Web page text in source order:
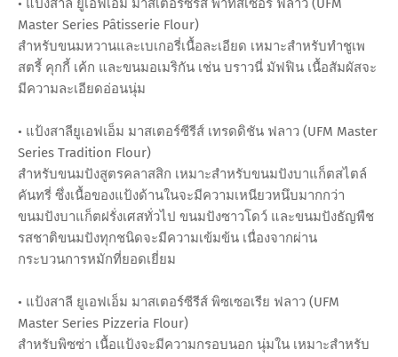
• แป้งสาลี ยูเอฟเอ็ม มาสเตอร์ซีรีส์ พาทิสเซอรี ฟลาว (UFM
Master Series Pâtisserie Flour)
สำหรับขนมหวานและเบเกอรี่เนื้อละเอียด เหมาะสำหรับทำชูเพ
สตรี้ คุกกี้ เค้ก และขนมอเมริกัน เช่น บราวนี่ มัฟฟิน เนื้อสัมผัสจะ
มีความละเอียดอ่อนนุ่ม
• แป้งสาลียูเอฟเอ็ม มาสเตอร์ซีรีส์ เทรดดิชัน ฟลาว (UFM Master
Series Tradition Flour)
สำหรับขนมปังสูตรคลาสสิก เหมาะสำหรับขนมปังบาแก็ตสไตล์
คันทรี่ ซึ่งเนื้อของแป้งด้านในจะมีความเหนียวหนึบมากกว่า
ขนมปังบาแก็ตฝรั่งเศสทั่วไป ขนมปังซาวโดว์ และขนมปังธัญพืช
รสชาติขนมปังทุกชนิดจะมีความเข้มข้น เนื่องจากผ่าน
กระบวนการหมักที่ยอดเยี่ยม
• แป้งสาลี ยูเอฟเอ็ม มาสเตอร์ซีรีส์ พิซเซอเรีย ฟลาว (UFM
Master Series Pizzeria Flour)
สำหรับพิซซ่า เนื้อแป้งจะมีความกรอบนอก นุ่มใน เหมาะสำหรับ